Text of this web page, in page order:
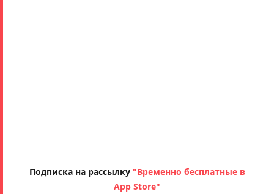
Подписка на рассылку "Временно бесплатные в
App Store"